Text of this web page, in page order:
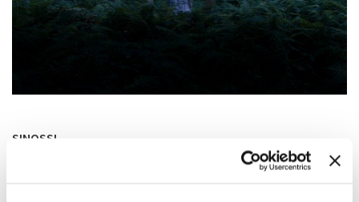
SINOSSI
In una calda giornata estiva sul lago, tre fratelli affrontano